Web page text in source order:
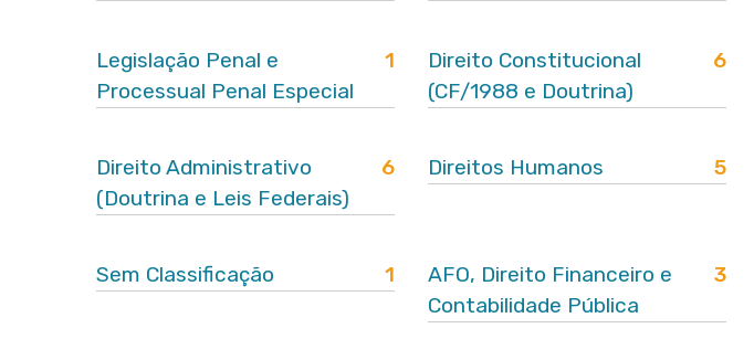
Legislação Penal e
Processual Penal Especial
1
Direito Constitucional
(CF/1988 e Doutrina)
6
Direito Administrativo
(Doutrina e Leis Federais)
6 Direitos Humanos 5
Sem Classificação 1
AFO, Direito Financeiro e
Contabilidade Pública
3